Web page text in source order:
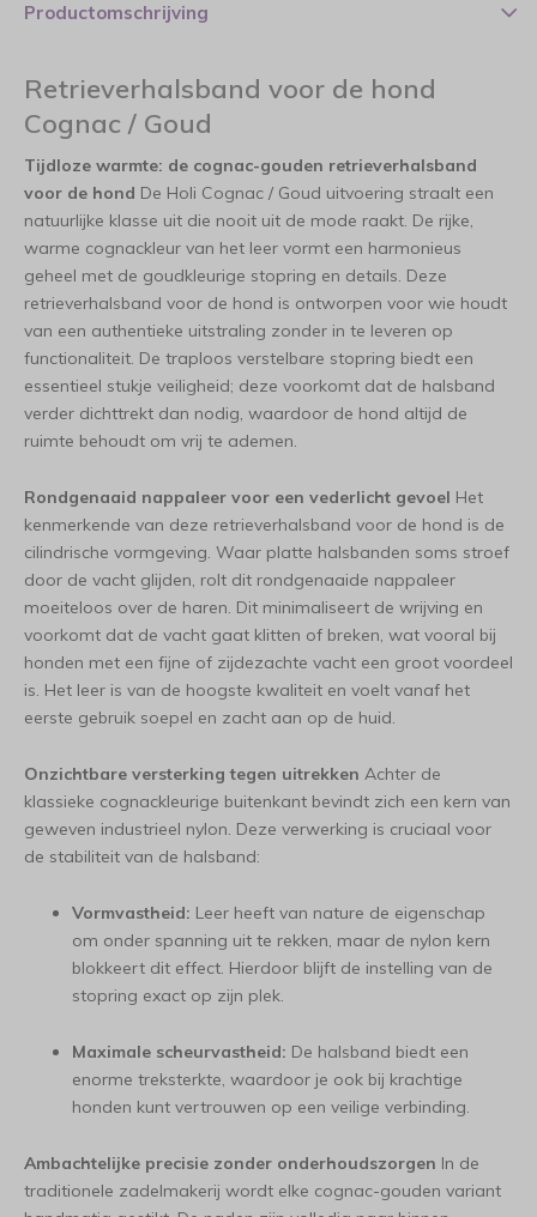
Productomschrijving
Retrieverhalsband voor de hond
Cognac / Goud
Tijdloze warmte: de cognac-gouden retrieverhalsband
voor de hond De Holi Cognac / Goud uitvoering straalt een
natuurlijke klasse uit die nooit uit de mode raakt. De rijke,
warme cognackleur van het leer vormt een harmonieus
geheel met de goudkleurige stopring en details. Deze
retrieverhalsband voor de hond is ontworpen voor wie houdt
van een authentieke uitstraling zonder in te leveren op
functionaliteit. De traploos verstelbare stopring biedt een
essentieel stukje veiligheid; deze voorkomt dat de halsband
verder dichttrekt dan nodig, waardoor de hond altijd de
ruimte behoudt om vrij te ademen.
Rondgenaaid nappaleer voor een vederlicht gevoel Het
kenmerkende van deze retrieverhalsband voor de hond is de
cilindrische vormgeving. Waar platte halsbanden soms stroef
door de vacht glijden, rolt dit rondgenaaide nappaleer
moeiteloos over de haren. Dit minimaliseert de wrijving en
voorkomt dat de vacht gaat klitten of breken, wat vooral bij
honden met een fijne of zijdezachte vacht een groot voordeel
is. Het leer is van de hoogste kwaliteit en voelt vanaf het
eerste gebruik soepel en zacht aan op de huid.
Onzichtbare versterking tegen uitrekken Achter de
klassieke cognackleurige buitenkant bevindt zich een kern van
geweven industrieel nylon. Deze verwerking is cruciaal voor
de stabiliteit van de halsband:
Vormvastheid: Leer heeft van nature de eigenschap
om onder spanning uit te rekken, maar de nylon kern
blokkeert dit effect. Hierdoor blijft de instelling van de
stopring exact op zijn plek.
Maximale scheurvastheid: De halsband biedt een
enorme treksterkte, waardoor je ook bij krachtige
honden kunt vertrouwen op een veilige verbinding.
Ambachtelijke precisie zonder onderhoudszorgen In de
traditionele zadelmakerij wordt elke cognac-gouden variant